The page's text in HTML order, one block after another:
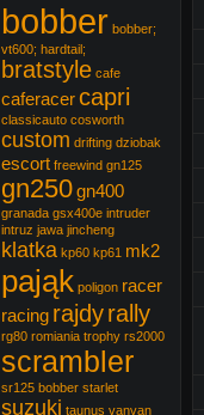
bobber bobber;
vt600; hardtail;
bratstyle cafe
caferacercapri
classicauto cosworth
custom drifting dziobak
escort freewind gn125
gn250gn400
granada gsx400e intruder
intruz jawa jincheng
klatka kp60 kp61 mk2
pająk poligon racer
racing rajdyrally
rg80 romiania trophy rs2000
scrambler
sr125 bobber starlet
suzuki taunus vanvan